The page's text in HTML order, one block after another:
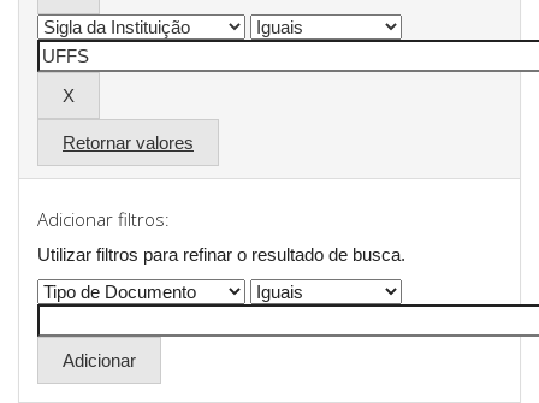
Retornar valores
Adicionar filtros:
Utilizar filtros para refinar o resultado de busca.